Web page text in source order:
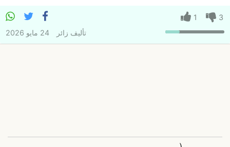
3
1
تأليف زائر 24 مايو 2026